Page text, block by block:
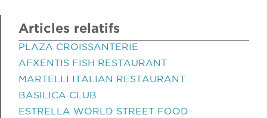
Articles relatifs
PLAZA CROISSANTERIE
AFXENTIS FISH RESTAURANT
MARTELLI ITALIAN RESTAURANT
BASILICA CLUB
ESTRELLA WORLD STREET FOOD